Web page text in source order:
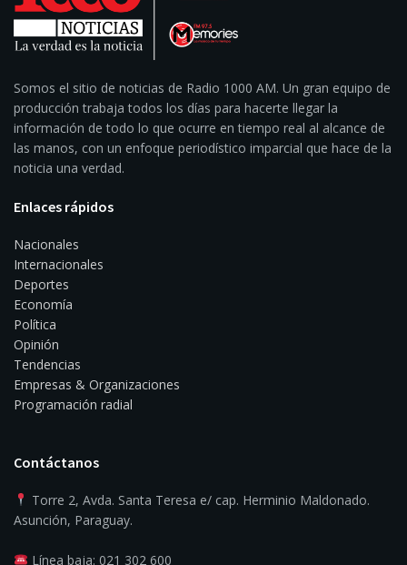
Somos el sitio de noticias de Radio 1000 AM. Un gran equipo de
producción trabaja todos los días para hacerte llegar la
información de todo lo que ocurre en tiempo real al alcance de
las manos, con un enfoque periodístico imparcial que hace de la
noticia una verdad.
Enlaces rápidos
Nacionales
Internacionales
Deportes
Economía
Política
Opinión
Tendencias
Empresas & Organizaciones
Programación radial
Contáctanos
Torre 2, Avda. Santa Teresa e/ cap. Herminio Maldonado.
Asunción, Paraguay.
Línea baja: 021 302 600